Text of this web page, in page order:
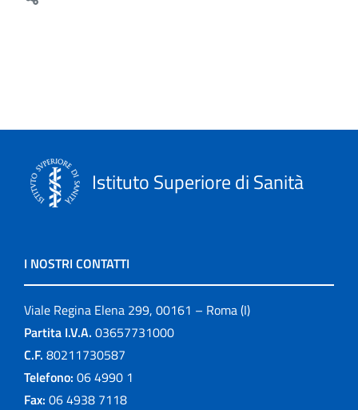
Istituto Superiore di Sanità
I NOSTRI CONTATTI
Viale Regina Elena 299, 00161 – Roma (I)
Partita I.V.A. 03657731000
C.F. 80211730587
Telefono: 06 4990 1
Fax: 06 4938 7118